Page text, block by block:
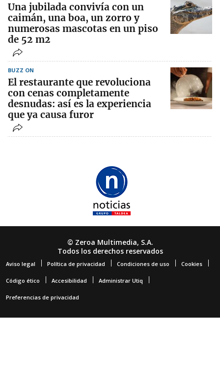
Una jubilada convivía con un
caimán, una boa, un zorro y
numerosas mascotas en un piso
de 52 m2
BUZZ ON
El restaurante que revoluciona
con cenas completamente
desnudas: así es la experiencia
que ya causa furor
© Zeroa Multimedia, S.A.
Todos los derechos reservados
Aviso legal Política de privacidad Condiciones de uso Cookies
Código ético Accesibilidad Administrar Utiq
Preferencias de privacidad